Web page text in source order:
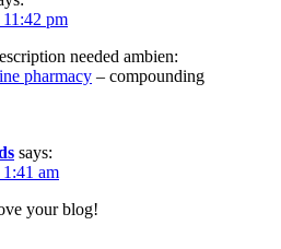
pm
needed ambien:
pharmacy – compounding
says:
am
your blog!